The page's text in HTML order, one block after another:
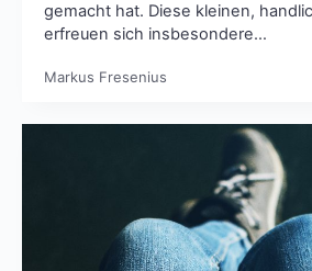
gemacht hat. Diese kleinen,
erfreuen sich insbesondere…
Markus Fresenius